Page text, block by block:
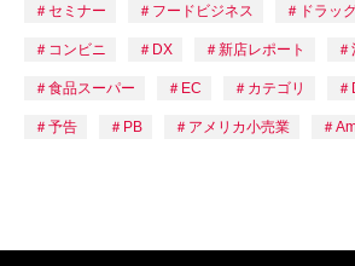
セミナー フードビジネス ドラッ
コンビニ DX 新店レポート
食品スーパー EC カテゴリ
予告 PB アメリカ小売業